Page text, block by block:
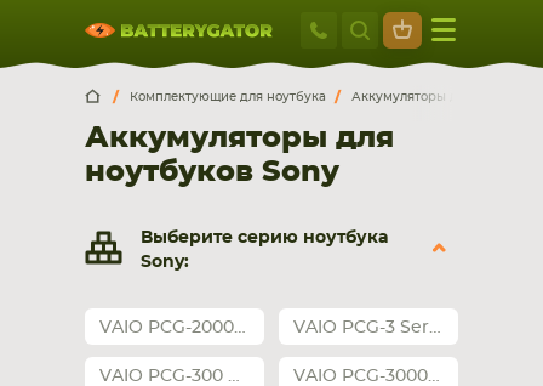
Москва
+7 495 414
Москва Санкт-Петербург
г. Москва, ул. Ткацкая, 5с3 (м. Семеновская)
5 мин. ходьбы от ст.м. “Семеновская”
Обратный звонок
Пн-Вс:
смартфона, планшета
Комплектующие для ноутбука Аккумуляторы для ноутбуков
Аккумуляторы для
ноутбуков Sony
Выберите серию ноутбука
Sony:
VAIO PCG-20000 Series VAIO PCG-3 Series
VAIO PCG-300 Series VAIO PCG-30000 Series